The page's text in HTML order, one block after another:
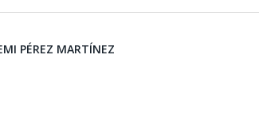
PÉREZ MARTÍNEZ